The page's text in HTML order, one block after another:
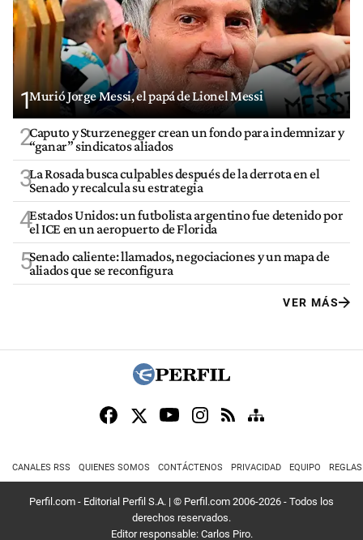
1Murió Jorge Messi, el papá de Lionel Messi
2Caputo y Sturzenegger crean un fondo para indemnizar y
“ganar” sindicatos aliados
3La Rosada busca culpables después de la derrota en el
Senado y recalcula su estrategia
4Estados Unidos: un futbolista argentino fue detenido por
el ICE en un aeropuerto de Florida
5Senado caliente: llamados, negociaciones y un mapa de
aliados que se reconfigura
VER MÁS
CANALES RSS QUIENES SOMOS CONTÁCTENOS PRIVACIDAD EQUIPO
Perfil.com - Editorial Perfil S.A. | © Perfil.com 2006-2026 - Todos los
derechos reservados.
Editor responsable: Carlos Piro.